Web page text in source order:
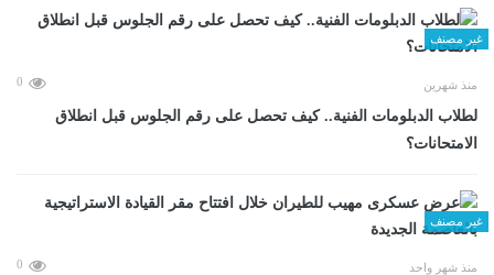
غير مصنف
منذ شهرين 0
لطلاب الدبلومات الفنية.. كيف تحصل على رقم الجلوس قبل انطلاق
الامتحانات؟
غير مصنف
منذ شهر واحد 0